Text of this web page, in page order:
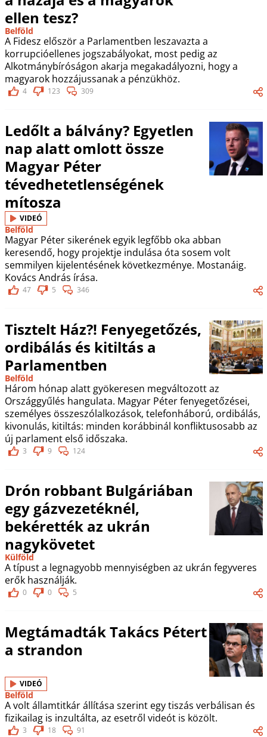
ellen tesz?
Belföld
A Fidesz először a Parlamentben leszavazta a
korrupcióellenes jogszabályokat, most pedig az
Alkotmánybíróságon akarja megakadályozni, hogy a
magyarok hozzájussanak a pénzükhöz.
4 123 309
Ledőlt a bálvány? Egyetlen
nap alatt omlott össze
Magyar Péter
tévedhetetlenségének
mítosza
VIDEÓ
Belföld
Magyar Péter sikerének egyik legfőbb oka abban
keresendő, hogy projektje indulása óta sosem volt
semmilyen kijelentésének következménye. Mostanáig.
Kovács András írása.
47 5 346
Tisztelt Ház?! Fenyegetőzés,
ordibálás és kitiltás a
Parlamentben
Belföld
Három hónap alatt gyökeresen megváltozott az
Országgyűlés hangulata. Magyar Péter fenyegetőzései,
személyes összeszólalkozások, telefonháború, ordibálás,
kivonulás, kitiltás: minden korábbinál konfliktusosabb az
új parlament első időszaka.
3 9 124
Drón robbant Bulgáriában
egy gázvezetéknél,
bekérették az ukrán
nagykövetet
Külföld
A típust a legnagyobb mennyiségben az ukrán fegyveres
erők használják.
0 0 5
Megtámadták Takács Pétert
a strandon
VIDEÓ
Belföld
A volt államtitkár állítása szerint egy tiszás verbálisan és
fizikailag is inzultálta, az esetről videót is közölt.
3 18 91